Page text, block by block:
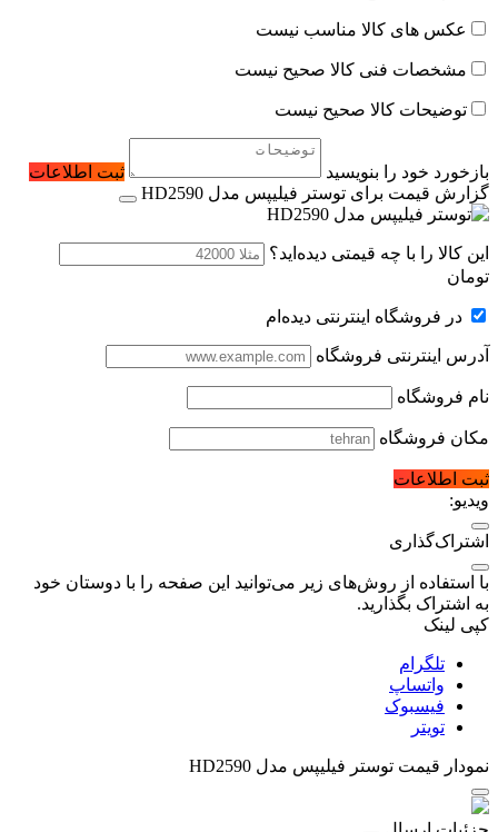
عکس های کالا مناسب نیست
مشخصات فنی کالا صحیح نیست
توضیحات کالا صحیح نیست
بازخورد خود را بنویسید
ثبت اطلاعات
گزارش قیمت برای توستر فیلیپس مدل HD2590
این کالا را با چه قیمتی دیده‌اید؟
تومان
در فروشگاه اینترنتی دیده‌ام
آدرس اینترنتی فروشگاه
نام فروشگاه
مکان فروشگاه
ثبت اطلاعات
ویدیو:
اشتراک‌گذاری
با استفاده از روش‌های زیر می‌توانید این صفحه را با دوستان خود
به اشتراک بگذارید.
کپی لینک
تلگرام
واتساپ
فیسبوک
تویتر
نمودار قیمت توستر فیلیپس مدل HD2590